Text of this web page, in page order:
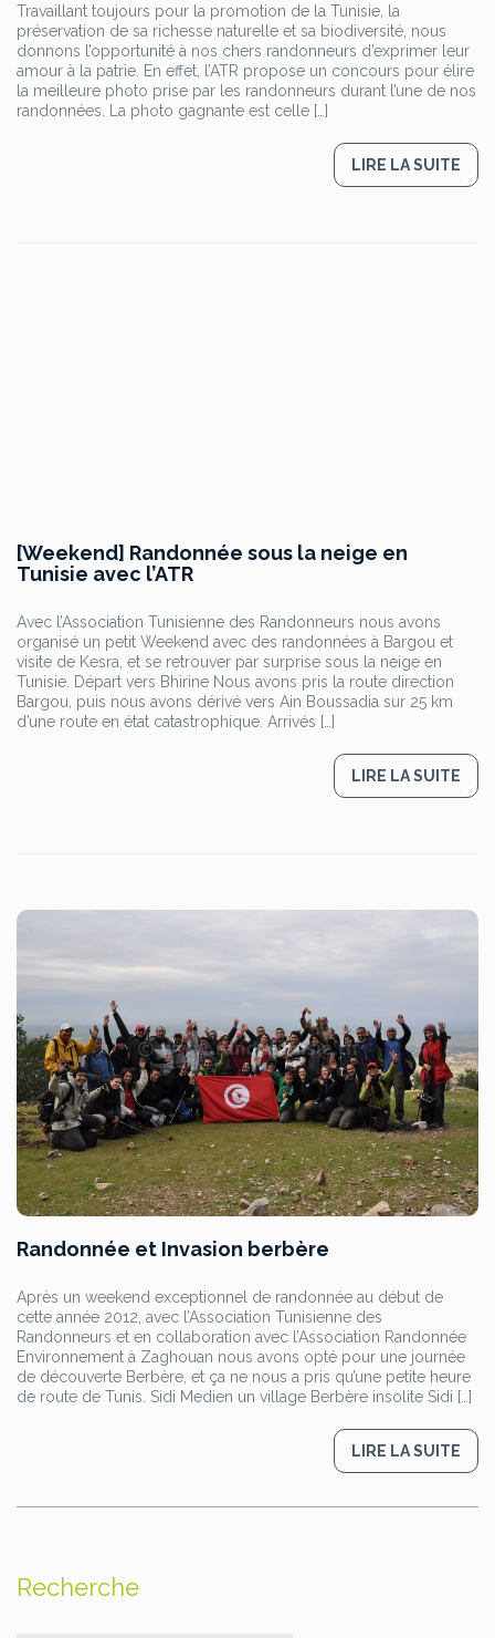
Travaillant toujours pour la promotion de la Tunisie, la
préservation de sa richesse naturelle et sa biodiversité, nous
donnons l’opportunité à nos chers randonneurs d’exprimer leur
amour à la patrie. En effet, l’ATR propose un concours pour élire
la meilleure photo prise par les randonneurs durant l’une de nos
randonnées. La photo gagnante est celle […]
LIRE LA SUITE
[Weekend] Randonnée sous la neige en
Tunisie avec l’ATR
Avec l’Association Tunisienne des Randonneurs nous avons
organisé un petit Weekend avec des randonnées à Bargou et
visite de Kesra, et se retrouver par surprise sous la neige en
Tunisie. Départ vers Bhirine Nous avons pris la route direction
Bargou, puis nous avons dérivé vers Ain Boussadia sur 25 km
d’une route en état catastrophique. Arrivés […]
LIRE LA SUITE
Randonnée et Invasion berbère
Après un weekend exceptionnel de randonnée au début de
cette année 2012, avec l’Association Tunisienne des
Randonneurs et en collaboration avec l’Association Randonnée
Environnement à Zaghouan nous avons opté pour une journée
de découverte Berbère, et ça ne nous a pris qu’une petite heure
de route de Tunis. Sidi Medien un village Berbère insolite Sidi […]
LIRE LA SUITE
Recherche